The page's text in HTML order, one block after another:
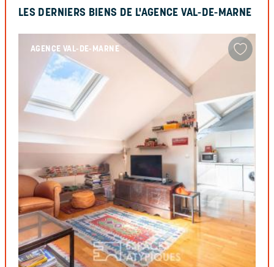
LES DERNIERS BIENS DE L'AGENCE VAL-DE-MARNE
AGENCE VAL-DE-MARNE